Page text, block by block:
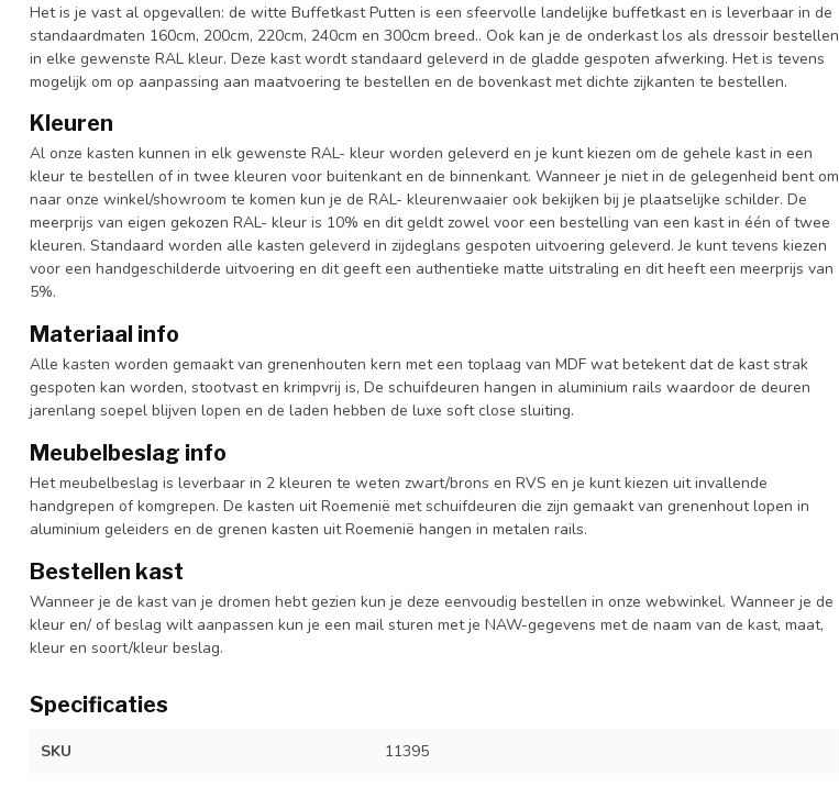
Het is je vast al opgevallen: de witte Buffetkast Putten is een sfeervolle landelijke buffetkast en is leverbaar in de
standaardmaten 160cm, 200cm, 220cm, 240cm en 300cm breed.. Ook kan je de onderkast los als dressoir bestellen
in elke gewenste RAL kleur. Deze kast wordt standaard geleverd in de gladde gespoten afwerking. Het is tevens
mogelijk om op aanpassing aan maatvoering te bestellen en de bovenkast met dichte zijkanten te bestellen.
Kleuren
Al onze kasten kunnen in elk gewenste RAL- kleur worden geleverd en je kunt kiezen om de gehele kast in een
kleur te bestellen of in twee kleuren voor buitenkant en de binnenkant. Wanneer je niet in de gelegenheid bent om
naar onze winkel/showroom te komen kun je de RAL- kleurenwaaier ook bekijken bij je plaatselijke schilder. De
meerprijs van eigen gekozen RAL- kleur is 10% en dit geldt zowel voor een bestelling van een kast in één of twee
kleuren. Standaard worden alle kasten geleverd in zijdeglans gespoten uitvoering geleverd. Je kunt tevens kiezen
voor een handgeschilderde uitvoering en dit geeft een authentieke matte uitstraling en dit heeft een meerprijs van
5%.
Materiaal info
Alle kasten worden gemaakt van grenenhouten kern met een toplaag van MDF wat betekent dat de kast strak
gespoten kan worden, stootvast en krimpvrij is, De schuifdeuren hangen in aluminium rails waardoor de deuren
jarenlang soepel blijven lopen en de laden hebben de luxe soft close sluiting.
Meubelbeslag info
Het meubelbeslag is leverbaar in 2 kleuren te weten zwart/brons en RVS en je kunt kiezen uit invallende
handgrepen of komgrepen. De kasten uit Roemenië met schuifdeuren die zijn gemaakt van grenenhout lopen in
aluminium geleiders en de grenen kasten uit Roemenië hangen in metalen rails.
Bestellen kast
Wanneer je de kast van je dromen hebt gezien kun je deze eenvoudig bestellen in onze webwinkel. Wanneer je de
kleur en/ of beslag wilt aanpassen kun je een mail sturen met je NAW-gegevens met de naam van de kast, maat,
kleur en soort/kleur beslag.
Specificaties
SKU 11395